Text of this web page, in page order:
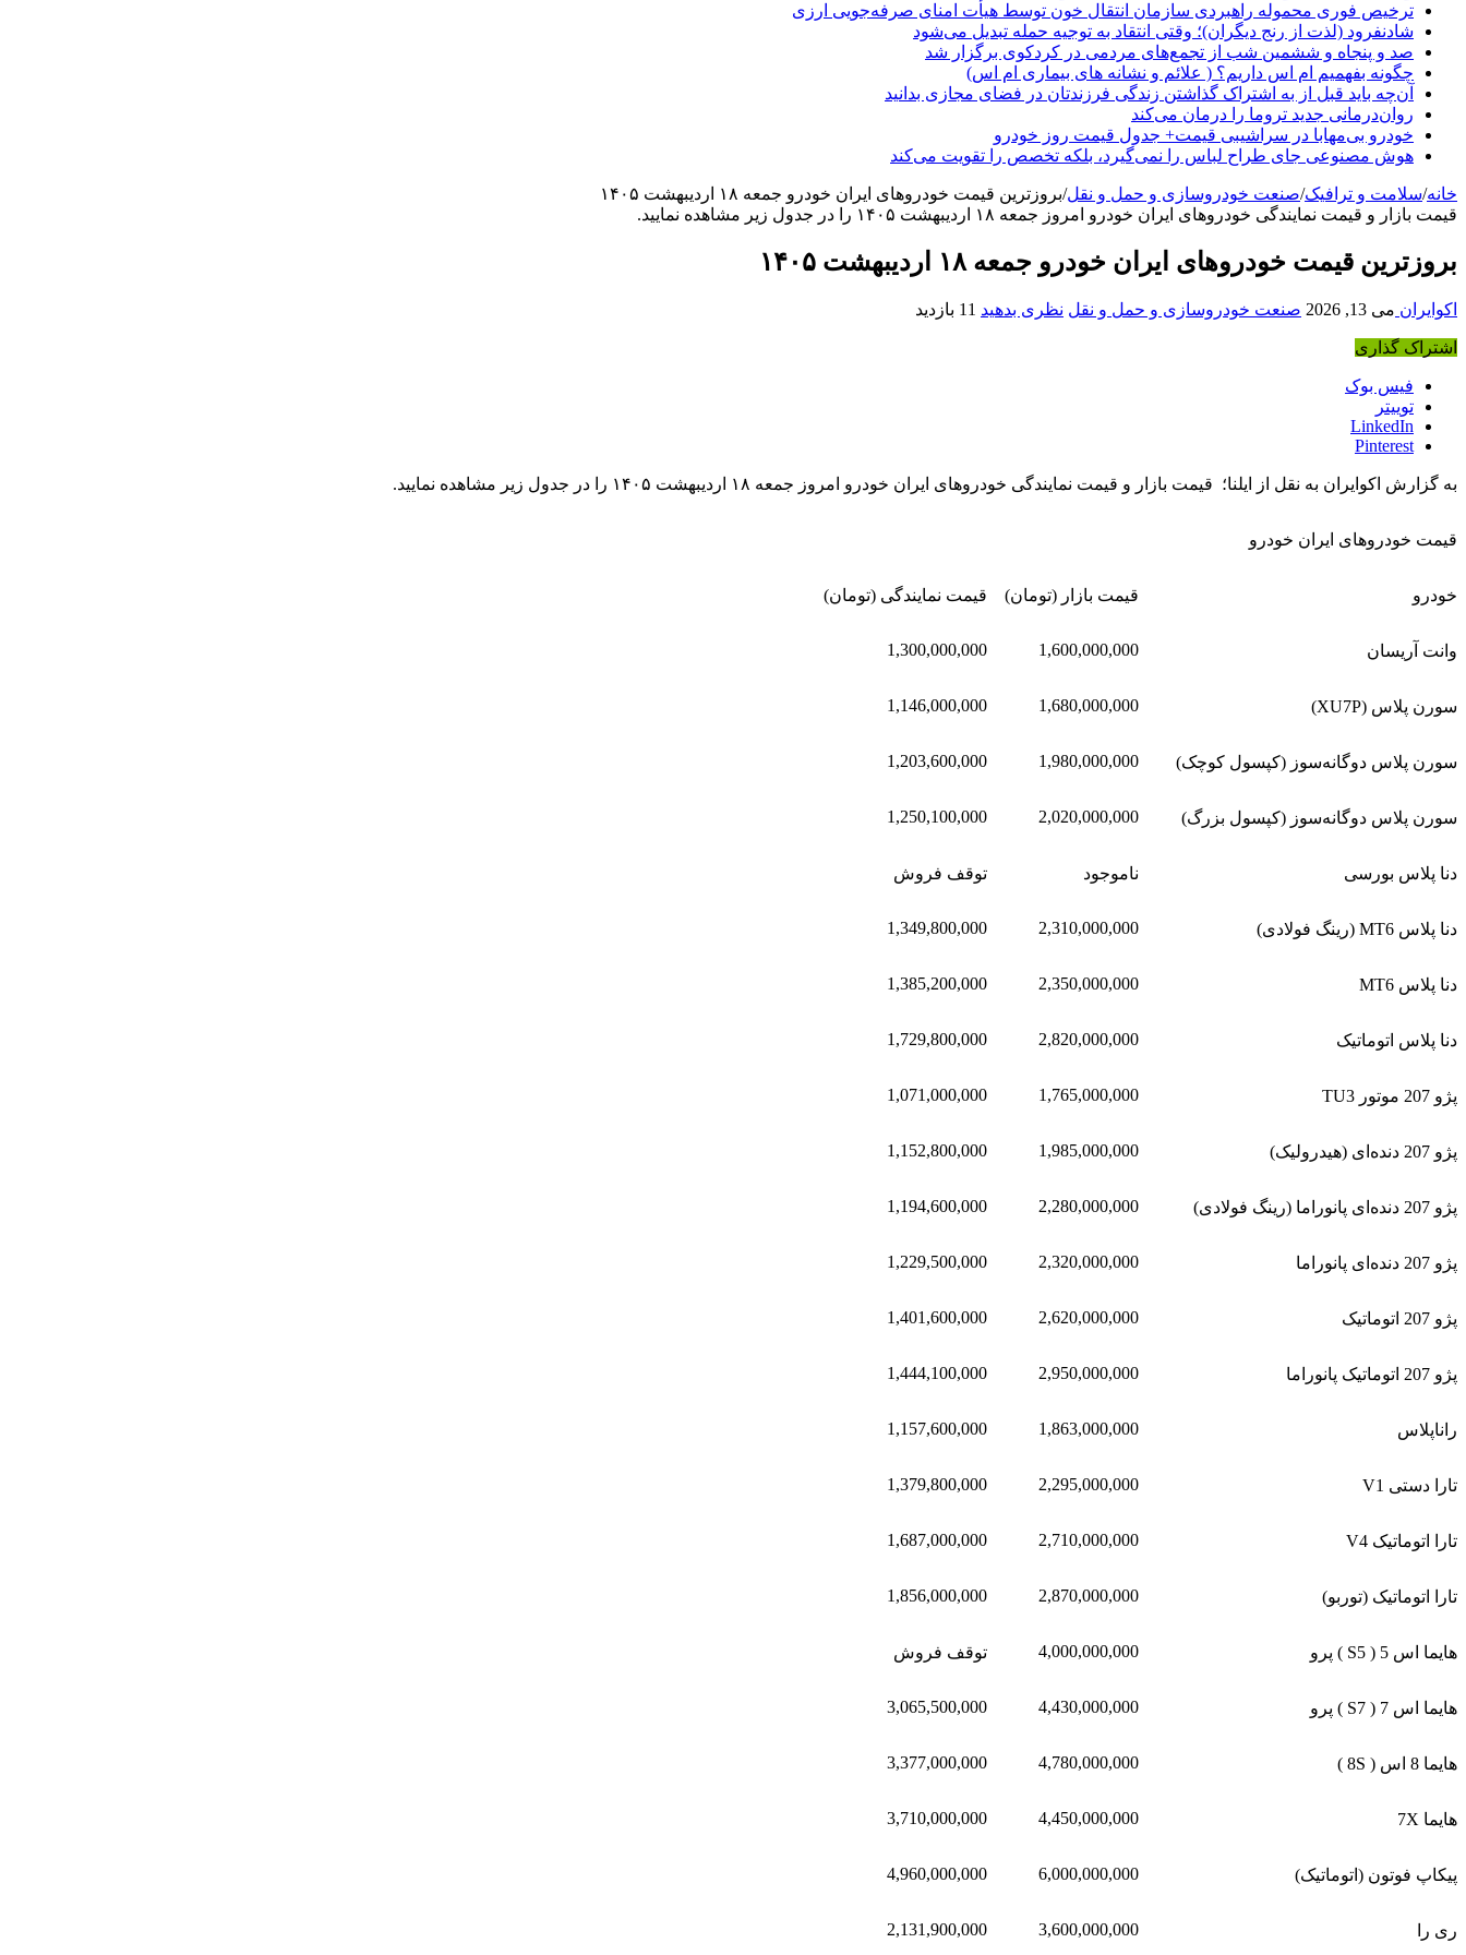
ترخیص فوری محموله راهبردی سازمان انتقال خون توسط هیأت امنای صرفه‌جویی ارزی
شادنفرود (لذت از رنج دیگران)؛ وقتی انتقاد به توجیه حمله تبدیل می‌شود
صد و پنجاه‌ و ششمین شب از تجمع‌های مردمی در کردکوی برگزار شد
چگونه بفهمیم ام اس داریم؟ ( علائم و نشانه های بیماری ام اس)
آن‌چه باید قبل از به اشتراک گذاشتن زندگی فرزندتان در فضای مجازی بدانید
روان‌درمانی جدید تروما را درمان می‌کند
خودرو بی‌مهابا در سراشیبی قیمت+ جدول قیمت روز خودرو
هوش مصنوعی جای طراح لباس را نمی‌گیرد، بلکه تخصص را تقویت می‌کند
خانه/سلامت و ترافیک/صنعت خودروسازی و حمل و نقل/بروزترین قیمت خودرو‌های ایران خودرو جمعه ۱۸ اردیبهشت ۱۴۰۵
قیمت بازار و قیمت نمایندگی خودرو‌های ایران خودرو امروز جمعه ۱۸ اردیبهشت ۱۴۰۵ را در جدول زیر مشاهده نمایید.
بروزترین قیمت خودرو‌های ایران خودرو جمعه ۱۸ اردیبهشت ۱۴۰۵
اکوایران می 13, 2026 صنعت خودروسازی و حمل و نقل نظری بدهید 11 بازدید
اشتراک گذاری
فیس بوک
توییتر
LinkedIn
Pinterest
به گزارش اکوایران به نقل از ایلنا؛ قیمت بازار و قیمت نمایندگی خودرو‌های ایران خودرو امروز جمعه ۱۸ اردیبهشت ۱۴۰۵ را در جدول زیر مشاهده نمایید.
قیمت خودروهای ایران خودرو
خودرو قیمت بازار (تومان) قیمت نمایندگی (تومان)
وانت آریسان 1,600,000,000
1,300,000,000
سورن پلاس (XU7P) 1,680,000,000
1,146,000,000
سورن پلاس دوگانه‌سوز (کپسول کوچک) 1,980,000,000
1,203,600,000
سورن پلاس دوگانه‌سوز (کپسول بزرگ) 2,020,000,000
1,250,100,000
دنا پلاس بورسی ناموجود توقف فروش
دنا پلاس MT6 (رینگ فولادی) 2,310,000,000
1,349,800,000
دنا پلاس MT6 2,350,000,000
1,385,200,000
دنا پلاس اتوماتیک 2,820,000,000
1,729,800,000
پژو 207 موتور TU3 1,765,000,000
1,071,000,000
پژو 207 دنده‌ای (هیدرولیک) 1,985,000,000
1,152,800,000
پژو 207 دنده‌ای پانوراما (رینگ فولادی) 2,280,000,000
1,194,600,000
پژو 207 دنده‌ای پانوراما 2,320,000,000
1,229,500,000
پژو 207 اتوماتیک 2,620,000,000
1,401,600,000
پژو 207 اتوماتیک پانوراما 2,950,000,000
1,444,100,000
راناپلاس 1,863,000,000
1,157,600,000
تارا دستی V1 2,295,000,000
1,379,800,000
تارا اتوماتیک V4 2,710,000,000
1,687,000,000
تارا اتوماتیک (توربو) 2,870,000,000
1,856,000,000
هایما اس 5 ( S5 ) پرو 4,000,000,000 توقف فروش
هایما اس 7 ( S7 ) پرو 4,430,000,000
3,065,500,000
هایما 8 اس ( 8S ) 4,780,000,000
3,377,000,000
هایما 7X 4,450,000,000
3,710,000,000
پیکاپ فوتون (اتوماتیک) 6,000,000,000
4,960,000,000
ری را 3,600,000,000
2,131,900,000